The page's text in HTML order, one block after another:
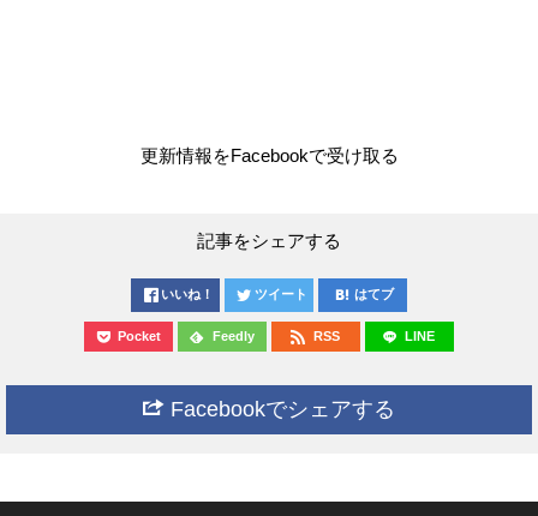
更新情報をFacebookで受け取る
記事をシェアする
いいね！ ツイート はてブ
Pocket Feedly RSS LINE
Facebookでシェアする